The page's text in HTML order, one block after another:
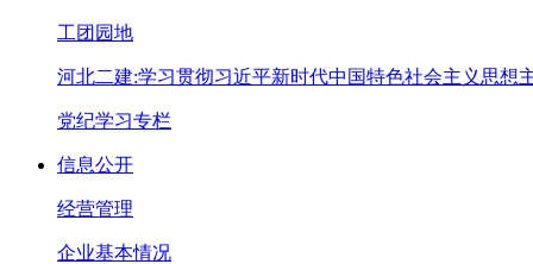
工团园地
河北二建:学习贯彻习近平新时代中国特色社会主义思想
党纪学习专栏
信息公开
经营管理
企业基本情况